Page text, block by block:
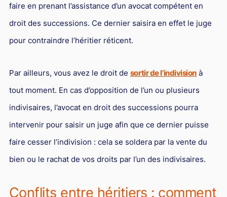
faire en prenant l’assistance d’un avocat compétent en
droit des successions. Ce dernier saisira en effet le juge
pour contraindre l’héritier réticent.
Par ailleurs, vous avez le droit de sortir de l’indivision à
tout moment. En cas d’opposition de l’un ou plusieurs
indivisaires, l’avocat en droit des successions pourra
intervenir pour saisir un juge afin que ce dernier puisse
faire cesser l’indivision : cela se soldera par la vente du
bien ou le rachat de vos droits par l’un des indivisaires.
Conflits entre héritiers : comment